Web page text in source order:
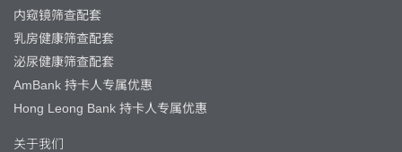
内窥镜筛查配套
乳房健康筛查配套
泌尿健康筛查配套
AmBank 持卡人专属优惠
Hong Leong Bank 持卡人专属优惠
关于我们